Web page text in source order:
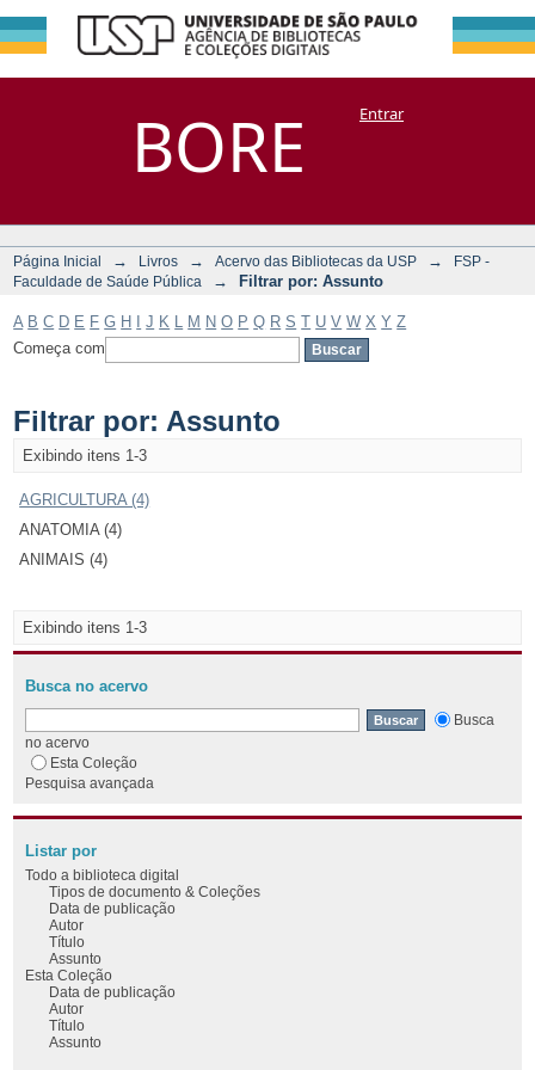
BORE
Filtrar por:
Assunto
DSpace/Manakin + CoriscoEntrar
Página Inicial → Livros → Acervo das Bibliotecas da USP →
FSP -
Faculdade de Saúde Pública
→ Filtrar por: Assunto
A B C D E F G H J K M N O P Q R S T U V W X Y Z
Começa com
Filtrar por: Assunto
Exibindo itens 1-3
AGRICULTURA (4)
ANATOMIA (4)
ANIMAIS (4)
Exibindo itens 1-3
Busca no acervo
Busca
no acervo
Esta Coleção
Pesquisa avançada
Listar por
Todo a biblioteca digital
Tipos de documento & Coleções
Data de publicação
Autor
Título
Assunto
Esta Coleção
Data de publicação
Autor
Título
Assunto